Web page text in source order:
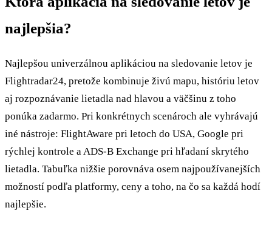
najlepšia?
Najlepšou univerzálnou aplikáciou na sledovanie letov je
Flightradar24, pretože kombinuje živú mapu, históriu letov
aj rozpoznávanie lietadla nad hlavou a väčšinu z toho
ponúka zadarmo. Pri konkrétnych scenároch ale vyhrávajú
iné nástroje: FlightAware pri letoch do USA, Google pri
rýchlej kontrole a ADS-B Exchange pri hľadaní skrytého
lietadla. Tabuľka nižšie porovnáva osem najpoužívanejších
možností podľa platformy, ceny a toho, na čo sa každá hodí
najlepšie.